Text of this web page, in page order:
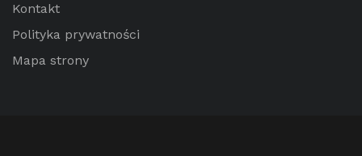
Kontakt
Polityka prywatności
Mapa strony